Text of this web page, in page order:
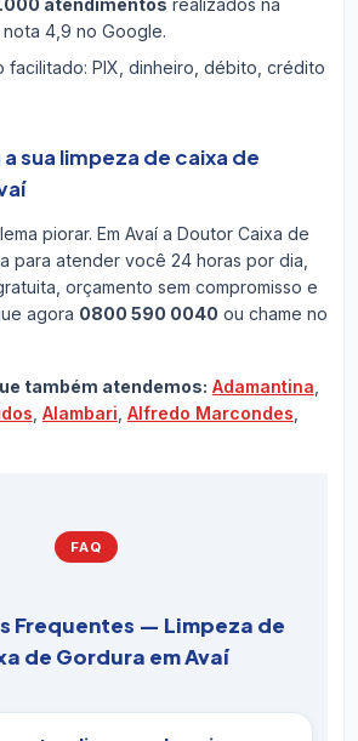
nota 4,9 no Google.
facilitado: PIX, dinheiro, débito, crédito
sua limpeza de caixa de
piorar. Em Avaí a Doutor Caixa de
para atender você 24 horas por dia,
orçamento sem compromisso e
agora 0800 590 0040 ou chame no
também atendemos: Adamantina
Alambari Alfredo Marcondes
FAQ
Frequentes — Limpeza de
de Gordura em Avaí